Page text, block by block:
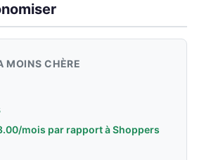
MOINS CHÈRE
mois par rapport à Shoppers